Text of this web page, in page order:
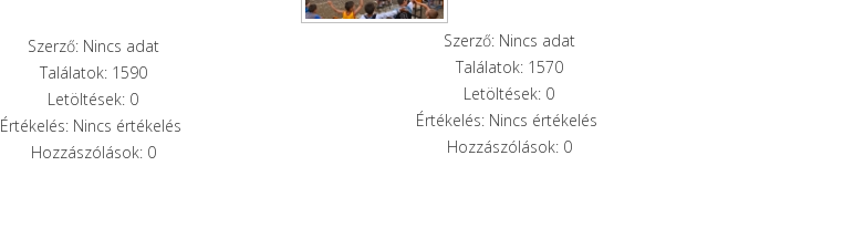
Szerző: Nincs adat
Találatok: 1590
Letöltések: 0
Értékelés: Nincs értékelés
Hozzászólások: 0
Szerző: Nincs adat
Találatok: 1570
Letöltések: 0
Értékelés: Nincs értékelés
Hozzászólások: 0